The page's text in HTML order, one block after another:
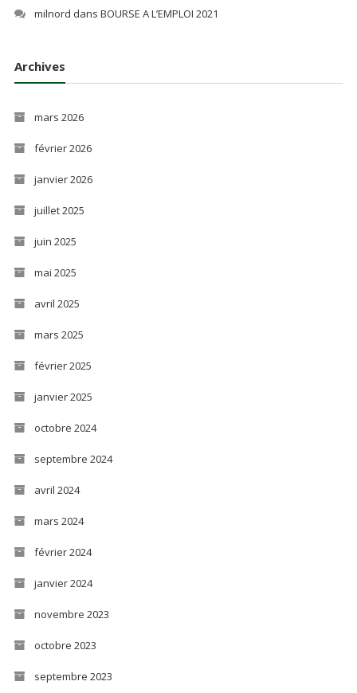
milnord dans BOURSE A L’EMPLOI 2021
Archives
mars 2026
février 2026
janvier 2026
juillet 2025
juin 2025
mai 2025
avril 2025
mars 2025
février 2025
janvier 2025
octobre 2024
septembre 2024
avril 2024
mars 2024
février 2024
janvier 2024
novembre 2023
octobre 2023
septembre 2023